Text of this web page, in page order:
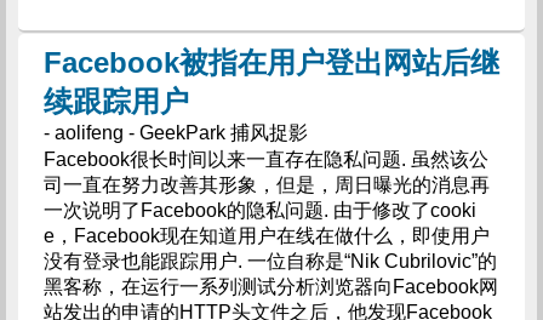
Facebook被指在用户登出网站后继
续跟踪用户
- aolifeng - GeekPark 捕风捉影
Facebook很长时间以来一直存在隐私问题. 虽然该公
司一直在努力改善其形象，但是，周日曝光的消息再
一次说明了Facebook的隐私问题. 由于修改了cooki
e，Facebook现在知道用户在线在做什么，即使用户
没有登录也能跟踪用户. 一位自称是“Nik Cubrilovic”的
黑客称，在运行一系列测试分析浏览器向Facebook网
站发出的申请的HTTP头文件之后，他发现Facebook